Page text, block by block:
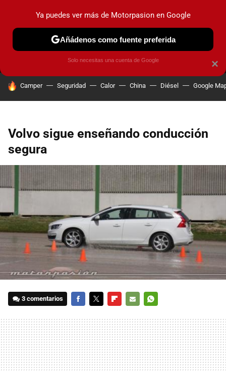
MENÚ NUEVO
COCHES ELÉCTRICOS OBSERVATORIO
HOY SE HABLA DE
Camper Seguridad Calor China Diésel Google
Volvo sigue enseñando conducción
segura
3 comentarios
MAIL
×
Ya puedes ver más de Motorpasion en Google
Añádenos como fuente preferida
Solo necesitas una cuenta de Google